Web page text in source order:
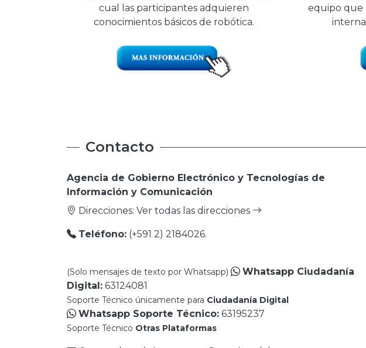
cual las participantes adquieren
conocimientos básicos de robótica.
equipo que
Contacto
Agencia de Gobierno Electrónico y Tecnologías de
Información y Comunicación
Direcciones: Ver todas las direcciones
Teléfono: (+591 2) 2184026.
(Solo mensajes de texto por Whatsapp)
Whatsapp Ciudadanía
Digital: 63124081
Soporte Técnico únicamente para Ciudadanía Digital
Whatsapp Soporte Técnico: 63195237
Soporte Técnico Otras Plataformas